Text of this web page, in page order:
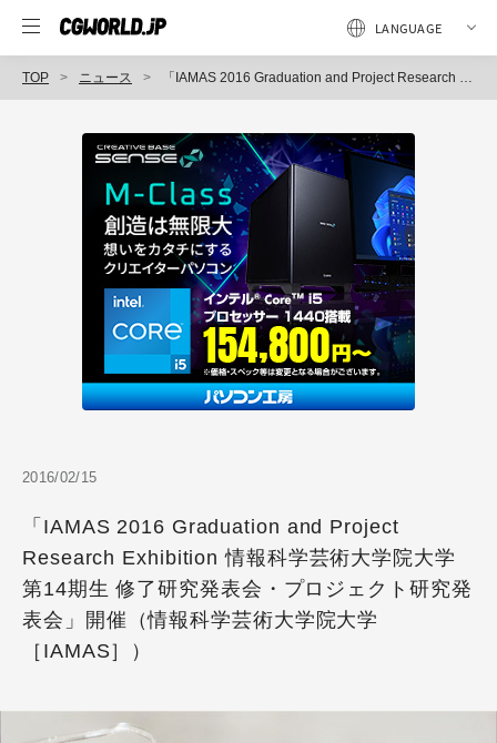
TOP ニュース 「IAMAS 2016 Graduation and Project Research Exhibition 情報科学芸術大学院大学 第14期生 修了研究発表会・プロジェクト研究発表会」開催（情報科学芸術大学院大学［IAMAS］）
2016/02/15
「IAMAS 2016 Graduation and Project
Research Exhibition 情報科学芸術大学院大学
第14期生 修了研究発表会・プロジェクト研究発
表会」開催（情報科学芸術大学院大学
［IAMAS］）